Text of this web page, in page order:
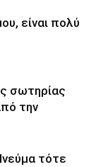
είναι πολύ
σωτηρίας
την
τότε